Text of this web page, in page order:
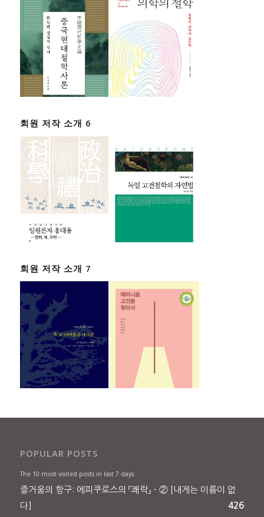
회원 저작 소개 6
회원 저작 소개 7
POPULAR POSTS
The 10 most visited posts in last 7 days:
즐거움의 항구: 에피쿠로스의 『쾌락』 – ② [내게는 이름이 없
다]
426